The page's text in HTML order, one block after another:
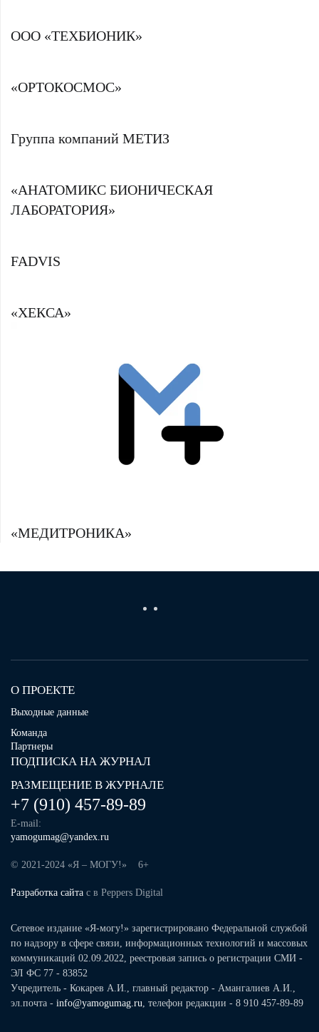
ООО «ТЕХБИОНИК»
«ОРТОКОСМОС»
Группа компаний МЕТИЗ
«АНАТОМИКС БИОНИЧЕСКАЯ
ЛАБОРАТОРИЯ»
FADVIS
«ХЕКСА»
«МЕДИТРОНИКА»
О ПРОЕКТЕ
Выходные данные
Команда
Партнеры
ПОДПИСКА НА ЖУРНАЛ
РАЗМЕЩЕНИЕ В ЖУРНАЛЕ
+7 (910) 457-89-89
E-mail:
yamogumag@yandex.ru
© 2021-2024 «Я – МОГУ!» 6+
Разработка сайта с в Peppers Digital
Сетевое издание «Я-могу!» зарегистрировано Федеральной службой
по надзору в сфере связи, информационных технологий и массовых
коммуникаций 02.09.2022, реестровая запись о регистрации СМИ -
ЭЛ ФС 77 - 83852
Учредитель - Кокарев А.И., главный редактор - Амангалиев А.И.,
эл.почта - info@yamogumag.ru, телефон редакции - 8 910 457-89-89